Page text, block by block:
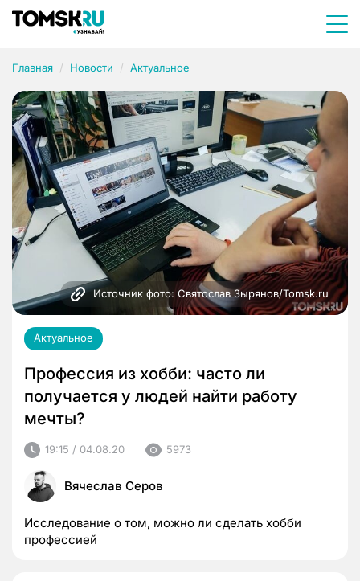
Главная Новости Актуальное
Источник фото: Святослав Зырянов/Tomsk.ru
Актуальное
Профессия из хобби: часто ли
получается у людей найти работу
мечты?
19:15 / 04.08.20 5973
Вячеслав Серов
Исследование о том, можно ли сделать хобби
профессией